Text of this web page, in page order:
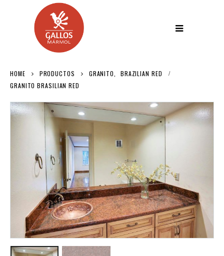
HOME PRODUCTOS GRANITO
BRAZILIAN RED
GRANITO BRASILIAN RED